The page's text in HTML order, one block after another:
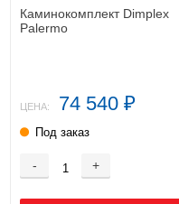
Каминокомплект Dimplex
Palermo
ЦЕНА: 74 540 ₽
Под заказ
- +